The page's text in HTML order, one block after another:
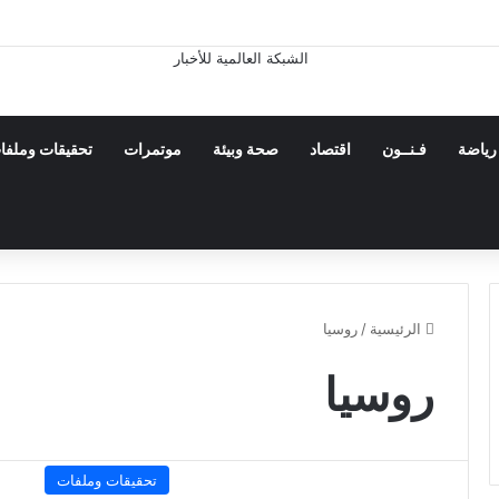
جزيرة قشم ناجم عن التصدى لأهداف معادية عند مضيق هرمز
رياضة فـنــون اقتصاد صحة وبيئة موتمرات تحقيقات
الرئيسية / روسيا
روسيا
تحقيقات وملفات